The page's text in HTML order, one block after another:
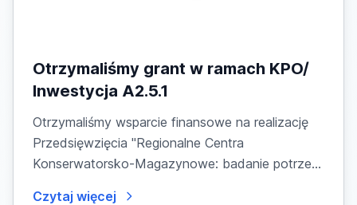
Otrzymaliśmy grant w ramach KPO/
Inwestycja A2.5.1
Otrzymaliśmy wsparcie finansowe na realizację
Przedsięwzięcia "Regionalne Centra
Konserwatorsko-Magazynowe: badanie potrzeb
Czytaj więcej